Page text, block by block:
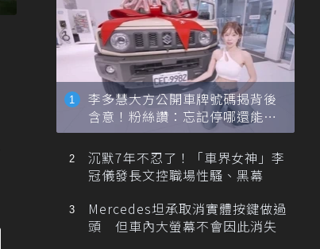
李多慧大方公開車牌號碼揭背後
含意！粉絲讚：忘記停哪還能幫
忙找車
沉默7年不忍了！「車界女神」李
冠儀發長文控職場性騷、黑幕
Mercedes坦承取消實體按鍵做過
頭 但車內大螢幕不會因此消失